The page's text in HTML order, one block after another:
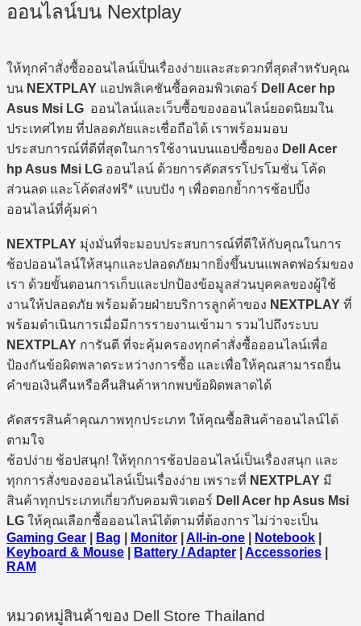
ออนไลน์บน Nextplay
ให้ทุกคำสั่งซื้อออนไลน์เป็นเรื่องง่ายและสะดวกที่สุดสำหรับคุณ
บน NEXTPLAY แอปพลิเคชันซื้อคอมพิวเตอร์ Dell Acer hp
Asus Msi LG ออนไลน์และเว็บซื้อของออนไลน์ยอดนิยมใน
ประเทศไทย ที่ปลอดภัยและเชื่อถือได้ เราพร้อมมอบ
ประสบการณ์ที่ดีที่สุดในการใช้งานบนแอปซื้อของ Dell Acer
hp Asus Msi LG ออนไลน์ ด้วยการคัดสรรโปรโมชั่น โค้ด
ส่วนลด และโค้ดส่งฟรี* แบบปัง ๆ เพื่อตอกย้ำการช้อปปิ้ง
ออนไลน์ที่คุ้มค่า
NEXTPLAY มุ่งมั่นที่จะมอบประสบการณ์ที่ดีให้กับคุณในการ
ช้อปออนไลน์ให้สนุกและปลอดภัยมากยิ่งขึ้นบนแพลตฟอร์มของ
เรา ด้วยขั้นตอนการเก็บและปกป้องข้อมูลส่วนบุคคลของผู้ใช้
งานให้ปลอดภัย พร้อมด้วยฝ่ายบริการลูกค้าของ NEXTPLAY ที่
พร้อมดำเนินการเมื่อมีการรายงานเข้ามา รวมไปถึงระบบ
NEXTPLAY การันตี ที่จะคุ้มครองทุกคำสั่งซื้อออนไลน์เพื่อ
ป้องกันข้อผิดพลาดระหว่างการซื้อ และเพื่อให้คุณสามารถยื่น
คำขอเงินคืนหรือคืนสินค้าหากพบข้อผิดพลาดได้
คัดสรรสินค้าคุณภาพทุกประเภท ให้คุณซื้อสินค้าออนไลน์ได้
ตามใจ
ช้อปง่าย ช้อปสนุก! ให้ทุกการช้อปออนไลน์เป็นเรื่องสนุก และ
ทุกการสั่งของออนไลน์เป็นเรื่องง่าย เพราะที่ NEXTPLAY มี
สินค้าทุกประเภทเกี่ยวกับคอมพิวเตอร์ Dell Acer hp Asus Msi
LG ให้คุณเลือกซื้อออนไลน์ได้ตามที่ต้องการ ไม่ว่าจะเป็น
Gaming Gear
Bag Monitor All-in-one Notebook
Keyboard & Mouse
Battery / Adapter Accessories
RAM
หมวดหมู่สินค้าของ Dell Store Thailand